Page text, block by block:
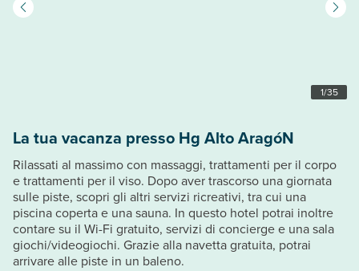
1/35
La tua vacanza presso Hg Alto AragóN
Rilassati al massimo con massaggi, trattamenti per il corpo
e trattamenti per il viso. Dopo aver trascorso una giornata
sulle piste, scopri gli altri servizi ricreativi, tra cui una
piscina coperta e una sauna. In questo hotel potrai inoltre
contare su il Wi-Fi gratuito, servizi di concierge e una sala
giochi/videogiochi. Grazie alla navetta gratuita, potrai
arrivare alle piste in un baleno.